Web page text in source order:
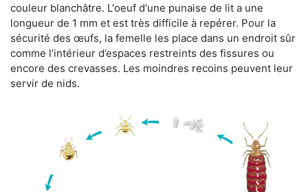
couleur blanchâtre. L'oeuf d'une punaise de lit a une
longueur de 1 mm et est très difficile à repérer. Pour la
sécurité des œufs, la femelle les place dans un endroit sûr
comme l’intérieur d’espaces restreints des fissures ou
encore des crevasses. Les moindres recoins peuvent leur
servir de nids.